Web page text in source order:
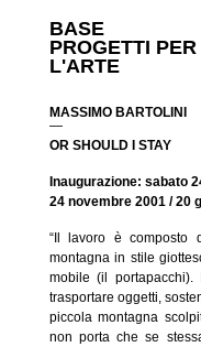
BASE
PROGETTI PER
L'ARTE
MASSIMO BARTOLINI
—
OR SHOULD I STAY
Inaugurazione: sabato
24 novembre 2001 / 20
“Il lavoro è composto
montagna in stile
mobile (il
trasportare oggetti,
piccola montagna
non porta che se